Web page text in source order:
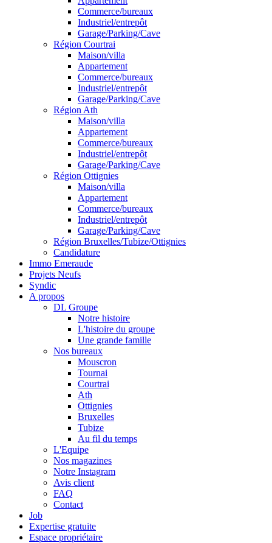
Commerce/bureaux
Industriel/entrepôt
Garage/Parking/Cave
Région Courtrai
Maison/villa
Appartement
Commerce/bureaux
Industriel/entrepôt
Garage/Parking/Cave
Région Ath
Maison/villa
Appartement
Commerce/bureaux
Industriel/entrepôt
Garage/Parking/Cave
Région Ottignies
Maison/villa
Appartement
Commerce/bureaux
Industriel/entrepôt
Garage/Parking/Cave
Région Bruxelles/Tubize/Ottignies
Candidature
Immo Emeraude
Projets Neufs
Syndic
A propos
DL Groupe
Notre histoire
L'histoire du groupe
Une grande famille
Nos bureaux
Mouscron
Tournai
Courtrai
Ath
Ottignies
Bruxelles
Tubize
Au fil du temps
L'Equipe
Nos magazines
Notre Instagram
Avis client
FAQ
Contact
Job
Expertise gratuite
Espace propriétaire